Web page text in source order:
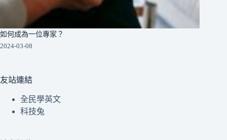
如何成為一位專家？
2024-03-08
友站連結
全民學英文
科技兔